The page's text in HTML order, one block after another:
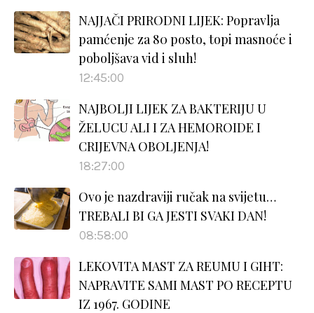
NAJJAČI PRIRODNI LIJEK: Popravlja
pamćenje za 80 posto, topi masnoće i
poboljšava vid i sluh!
12:45:00
NAJBOLJI LIJEK ZA BAKTERIJU U
ŽELUCU ALI I ZA HEMOROIDE I
CRIJEVNA OBOLJENJA!
18:27:00
Ovo je nazdraviji ručak na svijetu…
TREBALI BI GA JESTI SVAKI DAN!
08:58:00
LEKOVITA MAST ZA REUMU I GIHT:
NAPRAVITE SAMI MAST PO RECEPTU
IZ 1967. GODINE